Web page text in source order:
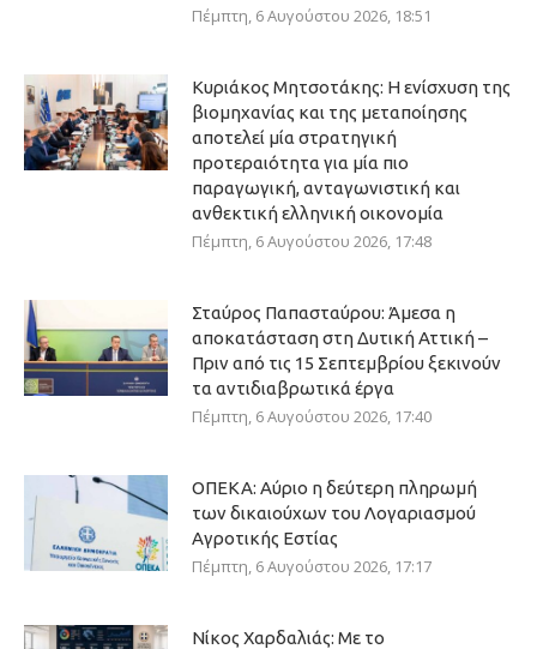
Πέμπτη, 6 Αυγούστου 2026, 18:51
Κυριάκος Μητσοτάκης: Η ενίσχυση της
βιομηχανίας και της μεταποίησης
αποτελεί μία στρατηγική
προτεραιότητα για μία πιο
παραγωγική, ανταγωνιστική και
ανθεκτική ελληνική οικονομία
Πέμπτη, 6 Αυγούστου 2026, 17:48
Σταύρος Παπασταύρου: Άμεσα η
αποκατάσταση στη Δυτική Αττική –
Πριν από τις 15 Σεπτεμβρίου ξεκινούν
τα αντιδιαβρωτικά έργα
Πέμπτη, 6 Αυγούστου 2026, 17:40
ΟΠΕΚΑ: Αύριο η δεύτερη πληρωμή
των δικαιούχων του Λογαριασμού
Αγροτικής Εστίας
Πέμπτη, 6 Αυγούστου 2026, 17:17
Νίκος Χαρδαλιάς: Με το